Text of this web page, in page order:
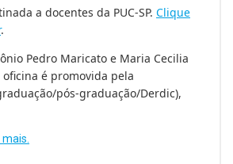
a docentes da PUC-SP. Clique
.
Pedro Maricato e Maria Cecilia
é promovida pela
pós-graduação/Derdic),